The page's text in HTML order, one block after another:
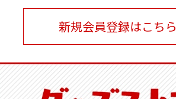
新規会員登録はこちら